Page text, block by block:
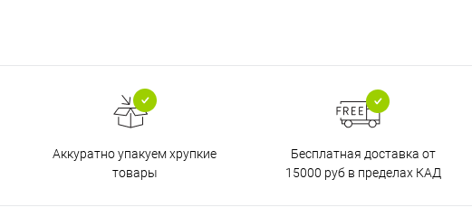
Аккуратно упакуем хрупкие
товары
Бесплатная доставка от
15000 руб в пределах КАД